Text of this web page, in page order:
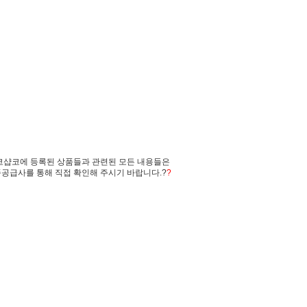
코에 등록된 상품들과 관련된 모든 내용들은
급사를 통해 직접 확인해 주시기 바랍니다.??